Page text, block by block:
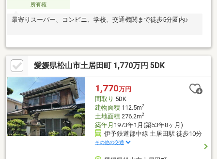
所有権
最寄りスーパー、コンビニ、学校、交通機関まで徒歩5分圏内♪
愛媛県松山市土居田町 1,770万円 5DK
1,770万円
間取り 5DK
建物面積112.5m2
土地面積276.2m2
築年月 1973年1月(築53年8ヶ月)
伊予鉄道郡中線 土居田駅 徒歩10分
その他の交通